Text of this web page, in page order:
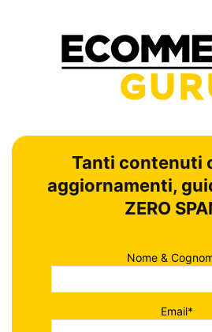
Tanti contenuti
aggiornamenti,
ZERO
Nome &
Email*